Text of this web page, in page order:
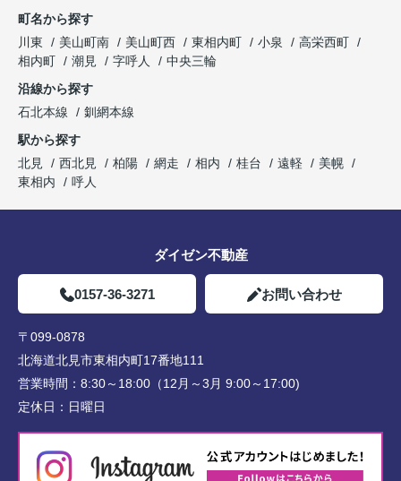
町名から探す
川東
美山町南 美山町西 東相内町 小泉
高栄西町
相内町
潮見 字呼人
中央三輪
沿線から探す
石北本線
釧網本線
駅から探す
北見
西北見 柏陽 網走 相内 桂台 遠軽
美幌
東相内
呼人
ダイゼン不動産
0157-36-3271 お問い合わせ
〒099-0878
北海道北見市東相内町17番地111
営業時間： 8:30～18:00（12月～3月 9:00～17:00)
定休日： 日曜日